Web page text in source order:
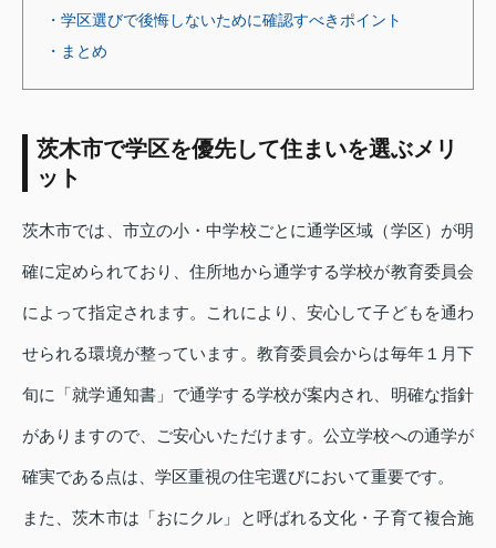
・学区選びで後悔しないために確認すべきポイント
・まとめ
茨木市で学区を優先して住まいを選ぶメリ
ット
茨木市では、市立の小・中学校ごとに通学区域（学区）が明
確に定められており、住所地から通学する学校が教育委員会
によって指定されます。これにより、安心して子どもを通わ
せられる環境が整っています。教育委員会からは毎年１月下
旬に「就学通知書」で通学する学校が案内され、明確な指針
がありますので、ご安心いただけます。公立学校への通学が
確実である点は、学区重視の住宅選びにおいて重要です。
また、茨木市は「おにクル」と呼ばれる文化・子育て複合施